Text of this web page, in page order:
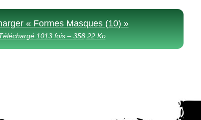
« Formes Masques (10) »
1013 fois – 358,22 Ko